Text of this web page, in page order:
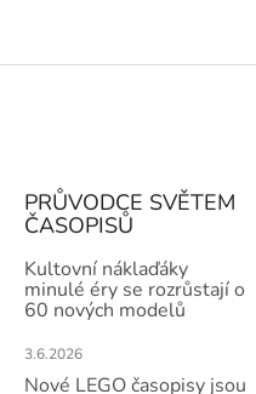
PRŮVODCE SVĚTEM
ČASOPISŮ
Kultovní náklaďáky
minulé éry se rozrůstají o
60 nových modelů
3.6.2026
Nové LEGO časopisy jsou